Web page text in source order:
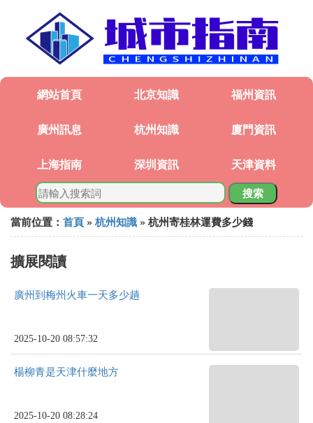
網站首頁 北京知識 福州資訊
廣州訊息 杭州知識 廈門資訊
上海指南 深圳資訊 天津資料
搜索
當前位置： 首頁 » 杭州知識 » 杭州寄桂林運費多少錢
擴展閱讀
廣州到梅州火車一天多少趟
2025-10-20 08:57:32
楊柳青是天津什麼地方
2025-10-20 08:28:24